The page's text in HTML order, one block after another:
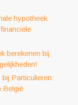
hypotheek
berekenen bij
bij Particulieren:
België